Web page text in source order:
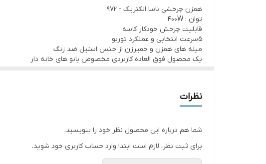
همزن : استیل ضدزنگ - 2سری
خمیر زن : استیل ضدزنگ - 2سری
کاربرد : مخلوط کردن انواع خمیر و مایعات و تهیه مواد اولیه آشپزی
دارای قابلیت های : جداسازی آسان - (تنظیم سرعت:5سرعته) - عملکرد چرخشی پایه به صورت سه بُعدی - پایه ضد لغزش و...
همزن چرخشی ناسا الکتریک - 972
توان : 400W
قابلیت چرخش خودکار کاسه
5سرعت انتخابی و عملکرد توربو
میله های همزن و خمیرزن از جنس استیل ضد زنگ
یک محصول فوق العاده کاربردی مخصوص بانو های خانه دار
نظرات
شما هم درباره این محصول نظر خود را بنویسید.
برای ثبت نظر، لازم است ابتدا وارد حساب کاربری خود شوید.